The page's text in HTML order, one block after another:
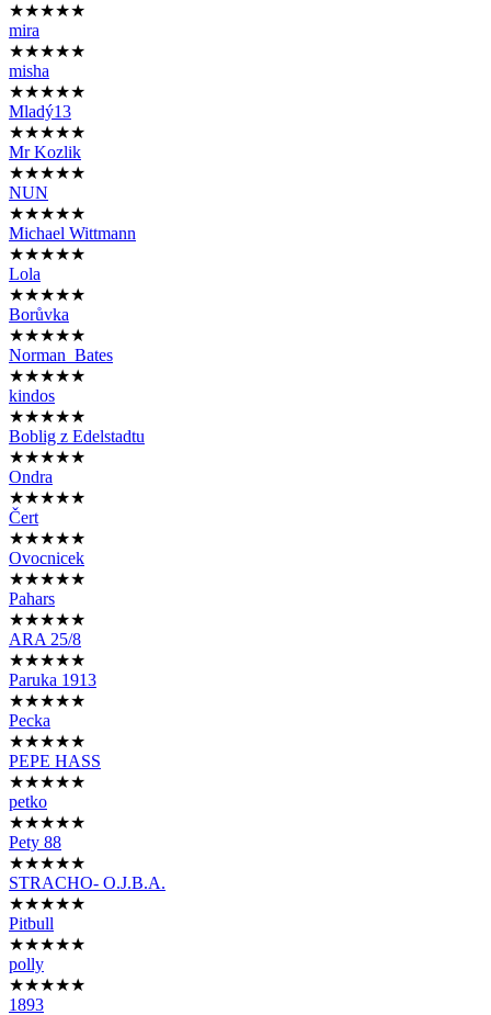
★★★★★
mira
★★★★★
misha
★★★★★
Mladý13
★★★★★
Mr Kozlik
★★★★★
NUN
★★★★★
Michael Wittmann
★★★★★
Lola
★★★★★
Borůvka
★★★★★
Norman_Bates
★★★★★
kindos
★★★★★
Boblig z Edelstadtu
★★★★★
Ondra
★★★★★
Čert
★★★★★
Ovocnicek
★★★★★
Pahars
★★★★★
ARA 25/8
★★★★★
Paruka 1913
★★★★★
Pecka
★★★★★
PEPE HASS
★★★★★
petko
★★★★★
Pety 88
★★★★★
STRACHO- O.J.B.A.
★★★★★
Pitbull
★★★★★
polly
★★★★★
1893